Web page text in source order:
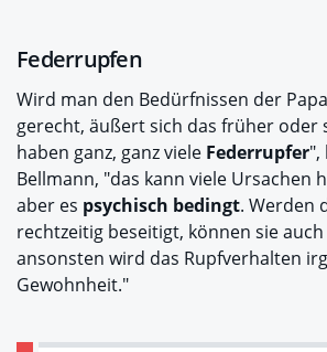
Federrupfen
Wird man den Bedürfnissen der
gerecht, äußert sich das früher oder
haben ganz, ganz viele Federrupfer",
Bellmann, "das kann viele Ursachen
aber es psychisch bedingt. Werden
rechtzeitig beseitigt, können sie
ansonsten wird das Rupfverhalten
Gewohnheit."